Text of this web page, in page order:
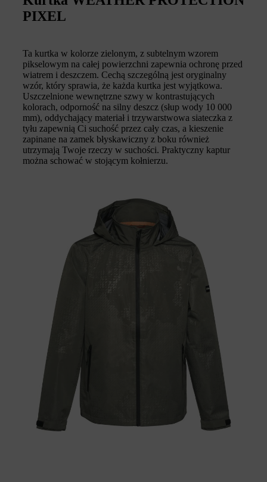
PIXEL
Ta kurtka w kolorze zielonym, z subtelnym wzorem
pikselowym na całej powierzchni zapewnia ochronę przed
wiatrem i deszczem. Cechą szczególną jest oryginalny
wzór, który sprawia, że każda kurtka jest wyjątkowa.
Uszczelnione wewnętrzne szwy w kontrastujących
kolorach, odporność na silny deszcz (słup wody 10 000
mm), oddychający materiał i trzywarstwowa siateczka z
tyłu zapewnią Ci suchość przez cały czas, a kieszenie
zapinane na zamek błyskawiczny z boku również
utrzymają Twoje rzeczy w suchości. Praktyczny kaptur
można schować w stojącym kołnierzu.